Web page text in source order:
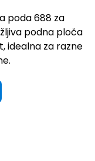
poda 688 za
podna ploča
idealna za razne